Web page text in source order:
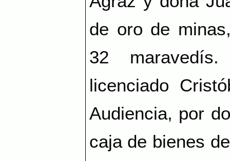
de oro de
32
licenciado
Audiencia, por
caja de bienes